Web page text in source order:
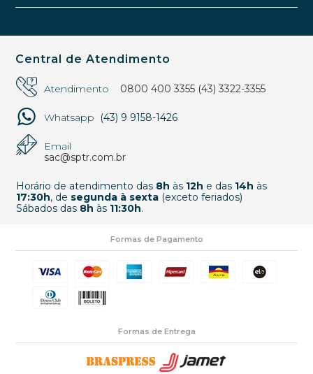
Central de Atendimento
Atendimento 0800 400 3355 (43) 3322-3355
Whatsapp (43) 9 9158-1426
Email
sac@sptr.com.br
Horário de atendimento das 8h às 12h e das 14h às
17:30h, de segunda à sexta(exceto feriados)
Sábados das 8h às 11:30h.
Formas de Pagamento
Formas de Entrega